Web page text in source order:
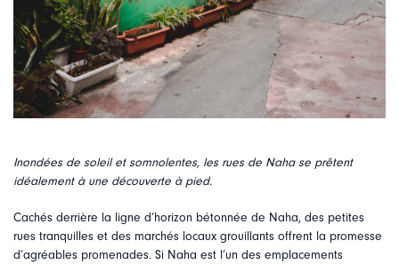
Inondées de soleil et somnolentes, les rues de Naha se prêtent
idéalement à une découverte à pied.
Cachés derrière la ligne d’horizon bétonnée de Naha, des petites
rues tranquilles et des marchés locaux grouillants offrent la promesse
d’agréables promenades. Si Naha est l’un des emplacements